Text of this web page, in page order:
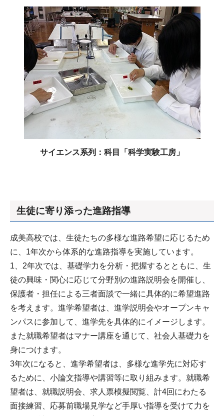
サイエンス系列：科目「科学実験工房」
生徒に寄り添った進路指導
成美高校では、生徒たちの多様な進路希望に応じるため
に、1年次から体系的な進路指導を実施しています。
1、2年次では、基礎学力を分析・把握するとともに、生
徒の興味・関心に応じて分野別の進路説明会を開催し、
保護者・担任による三者面談で一緒に具体的に希望進路
を考えます。進学希望者は、進学説明会やオープンキャ
ンパスに参加して、進学先を具体的にイメージします。
また就職希望者はマナー講座を通じて、社会人基礎力を
身につけます。
3年次になると、進学希望者は、多様な進学先に対応す
るために、小論文指導や講習等に取り組みます。就職希
望者は、就職説明会、求人票模擬閲覧、計4回にわたる
面接練習、応募前職場見学など手厚い指導を受けて力を